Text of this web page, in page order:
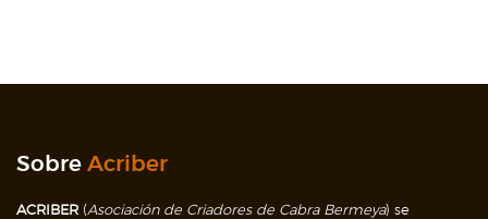
Sobre Acriber
ACRIBER (Asociación de Criadores de Cabra Bermeya) se